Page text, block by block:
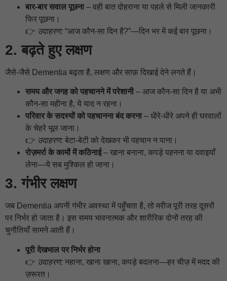
बार-बार सवाल पूछना– वही बात दोहराना या पहले से मिली जानकारी
फिर पूछना।
👉 उदाहरण: “आज कौन-सा दिन है?”—दिन भर में कई बार पूछना।
2. बढ़ते हुए लक्षण
जैसे-जैसे Dementia बढ़ता है, लक्षण और साफ़ दिखाई देने लगते हैं।
समय और जगह को पहचानने में परेशानी– आज कौन-सा दिन है या अभी
कौन-सा महीना है, ये याद न रहना।
परिवार के सदस्यों को पहचानना बंद करना– धीरे-धीरे अपने ही घरवालों
के चेहरे भूल जाना।
👉 उदाहरण: बेटा-बेटी को देखकर भी पहचान न पाना।
रोज़मर्रा के कामों में कठिनाई– खाना बनाना, कपड़े पहनना या दवाइयाँ
लेना—ये सब मुश्किल हो जाना।
3. गंभीर लक्षण
जब Dementia अपनी गंभीर अवस्था में पहुँचता है, तो मरीज पूरी तरह दूसरों
पर निर्भर हो जाता है। इस समय भावनात्मक और शारीरिक दोनों तरह की
चुनौतियाँ सामने आती हैं।
पूरी देखभाल पर निर्भर होना
👉 उदाहरण: नहाना, खाना खाना, कपड़े बदलना—हर चीज़ में मदद की
ज़रूरत।